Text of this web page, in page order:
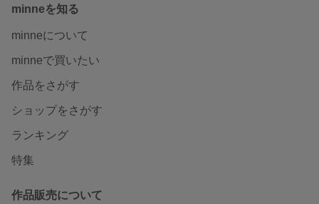
minneを知る
minneについて
minneで買いたい
作品をさがす
ショップをさがす
ランキング
特集
作品販売について